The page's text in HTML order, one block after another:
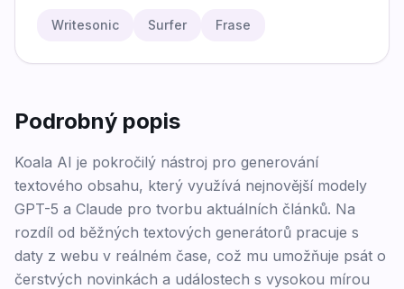
Writesonic Surfer Frase
Podrobný popis
Koala AI je pokročilý nástroj pro generování
textového obsahu, který využívá nejnovější modely
GPT-5 a Claude pro tvorbu aktuálních článků. Na
rozdíl od běžných textových generátorů pracuje s
daty z webu v reálném čase, což mu umožňuje psát o
čerstvých novinkách a událostech s vysokou mírou